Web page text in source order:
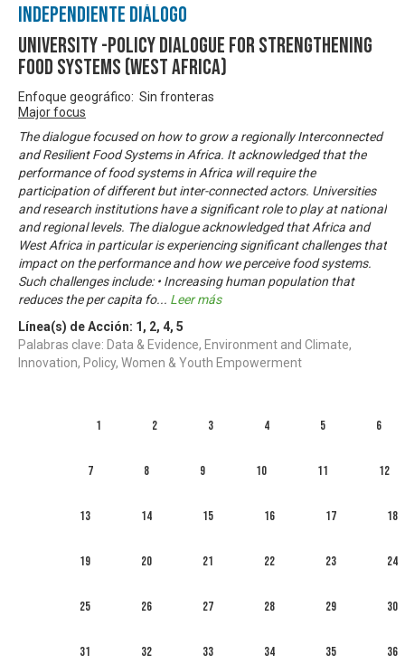
Independiente Diálogo
University -Policy Dialogue for Strengthening
Food Systems (West Africa)
Enfoque geográfico: Sin fronteras
Major focus
The dialogue focused on how to grow a regionally Interconnected
and Resilient Food Systems in Africa. It acknowledged that the
performance of food systems in Africa will require the
participation of different but inter-connected actors. Universities
and research institutions have a significant role to play at national
and regional levels. The dialogue acknowledged that Africa and
West Africa in particular is experiencing significant challenges that
impact on the performance and how we perceive food systems.
Such challenges include: • Increasing human population that
reduces the per capita fo... Leer más
Línea(s) de Acción: 1 , 2, 4, 5
Palabras clave: Data & Evidence, Environment and Climate,
Innovation, Policy, Women & Youth Empowerment
1 2 3 4 5 6
7 8 9 10 11 12
13 14 15 16 17 18
19 20 21 22 23 24
25 26 27 28 29 30
31 32 33 34 35 36